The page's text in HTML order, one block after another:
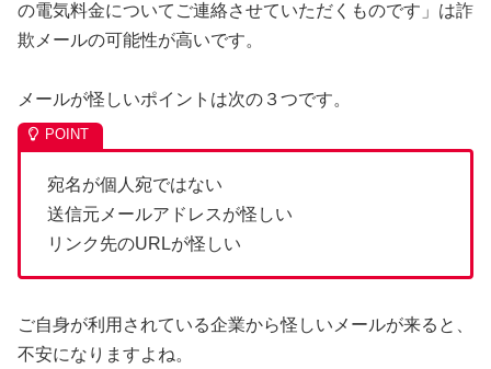
の電気料金についてご連絡させていただくものです」は詐
欺メールの可能性が高いです。
メールが怪しいポイントは次の３つです。
宛名が個人宛ではない
送信元メールアドレスが怪しい
リンク先のURLが怪しい
ご自身が利用されている企業から怪しいメールが来ると、
不安になりますよね。